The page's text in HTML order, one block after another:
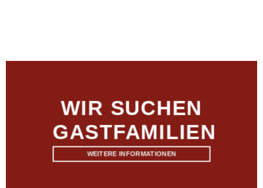
WIR SUCHEN
GASTFAMILIEN
WEITERE INFORMATIONEN